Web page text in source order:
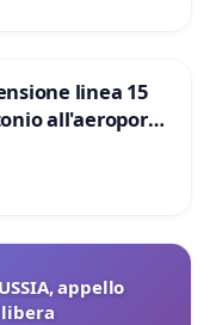
linea 15
all'aeroporto
appello